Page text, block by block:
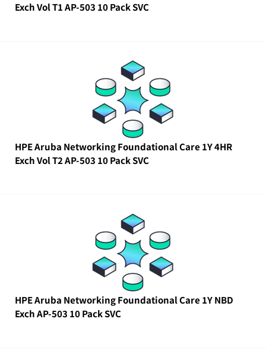
Exch Vol T1 AP-503 10 Pack SVC
HPE Aruba Networking Foundational Care 1Y 4HR
Exch Vol T2 AP-503 10 Pack SVC
HPE Aruba Networking Foundational Care 1Y NBD
Exch AP-503 10 Pack SVC